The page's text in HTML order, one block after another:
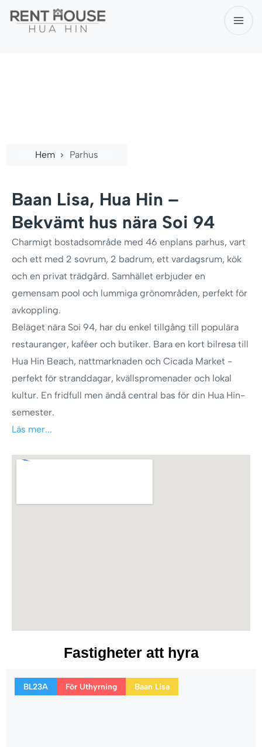
Hem Parhus
Baan Lisa, Hua Hin –
Bekvämt hus nära Soi 94
Charmigt bostadsområde med 46 enplans parhus, vart
och ett med 2 sovrum, 2 badrum, ett vardagsrum, kök
och en privat trädgård. Samhället erbjuder en
gemensam pool och lummiga grönområden, perfekt för
avkoppling.
Beläget nära Soi 94, har du enkel tillgång till populära
restauranger, kaféer och butiker. Bara en kort bilresa till
Hua Hin Beach, nattmarknaden och Cicada Market -
perfekt för stranddagar, kvällspromenader och lokal
kultur. En fridfull men ändå central bas för din Hua Hin-
semester.
Läs mer...
Fastigheter att hyra
BL23A För Uthyrning Baan Lisa